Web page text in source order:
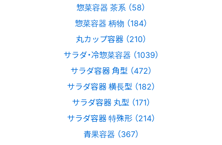
惣菜容器 茶系 （58）
惣菜容器 柄物 （184）
丸カップ容器 （210）
サラダ・冷惣菜容器 （1039）
サラダ容器 角型 （472）
サラダ容器 横長型 （182）
サラダ容器 丸型 （171）
サラダ容器 特殊形 （214）
青果容器 （367）